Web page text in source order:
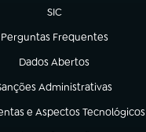
SIC
(abre em nova aba)
Perguntas Frequentes
(abre em nova aba)
Dados Abertos
(abre em nova aba)
Administrativas
em nova aba)
e Aspectos Tecnológicos
nova aba)